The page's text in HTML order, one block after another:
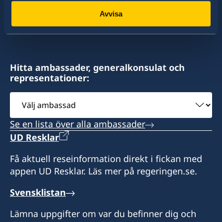
Avvisa
konsulat. Sveriges utrikesrepresentation består
av drygt 100 utlandsmyndigheter.
Hitta ambassader, generalkonsulat och
representationer:
Välj
ambassad
Se en lista över alla ambassader
UD Resklar
Få aktuell reseinformation direkt i fickan med
appen UD Resklar. Läs mer på regeringen.se.
Svensklistan
Lämna uppgifter om var du befinner dig och